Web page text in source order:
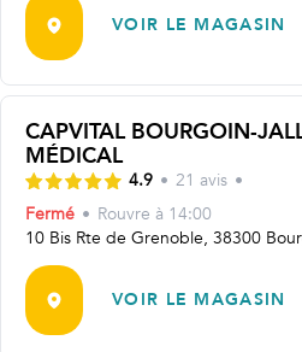
VOIR LE MAGASIN
CAPVITAL BOURGOIN-
MÉDICAL
4.9 • 21 avis •
Fermé • Rouvre à 14:00
10 Bis Rte de Grenoble, 38300
VOIR LE MAGASIN